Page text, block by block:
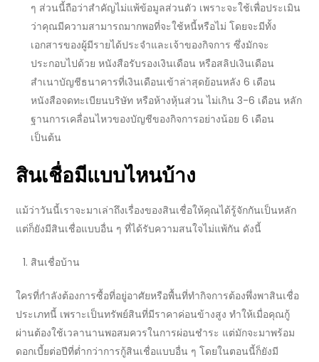
ๆ ส่วนนี้ถือว่าสำคัญไม่แพ้ข้อมูลส่วนตัว เพราะจะใช้เพื่อประเมิน
ว่าคุณมีความสามารถมากพอที่จะใช้หนี้หรือไม่ โดยจะมีทั้ง
เอกสารของผู้มีรายได้ประจำและเจ้าของกิจการ ซึ่งมักจะ
ประกอบไปด้วย หนังสือรับรองเงินเดือน หรือสลิปเงินเดือน
สำเนาบัญชีธนาคารที่เงินเดือนเข้าล่าสุดย้อนหลัง 6 เดือน
หนังสือจดทะเบียนบริษัท หรือห้างหุ้นส่วน ไม่เกิน 3-6 เดือน หลัก
ฐานการเคลื่อนไหวของบัญชีของกิจการอย่างน้อย 6 เดือน
เป็นต้น
สินเชื่อมีแบบไหนบ้าง
แม้ว่าวันนี้เราจะมาเล่าถึงเรื่องของสินเชื่อให้คุณได้รู้จักกันเป็นหลัก
แต่ก็ยังมีสินเชื่อแบบอื่น ๆ ที่ได้รับความสนใจไม่แพ้กัน ดังนี้
สินเชื่อบ้าน
ใครที่กำลังต้องการซื้อที่อยู่อาศัยหรือพื้นที่ทำกิจการต้องพึ่งพาสินเชื่อ
ประเภทนี้ เพราะเป็นทรัพย์สินที่มีราคาค่อนข้างสูง ทำให้เมื่อคุณกู้
ผ่านต้องใช้เวลานานพอสมควรในการผ่อนชำระ แต่มักจะมาพร้อม
ดอกเบี้ยต่อปีที่ต่ำกว่าการกู้สินเชื่อแบบอื่น ๆ โดยในตอนนี้ก็ยังมี